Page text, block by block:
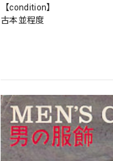
【condition】
古本並程度